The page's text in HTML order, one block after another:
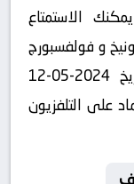
الاستمتاع
و فولفسبورج
في بطولة الدوري الألماني في تاريخ 2024-05-12
على التلفزيون